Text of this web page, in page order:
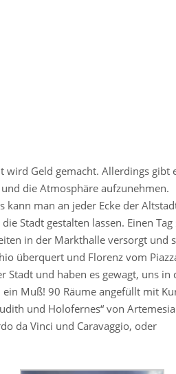
wird Geld gemacht. Allerdings gibt
die Atmosphäre aufzunehmen.
kann man an jeder Ecke der
Stadt gestalten lassen. Einen Tag
in der Markthalle versorgt und
überquert und Florenz vom
Stadt und haben es gewagt, uns in
Muß! 90 Räume angefüllt mit
und Holofernes“ von Artemesia
da Vinci und Caravaggio, oder